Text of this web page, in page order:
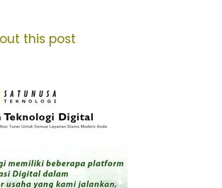
this post